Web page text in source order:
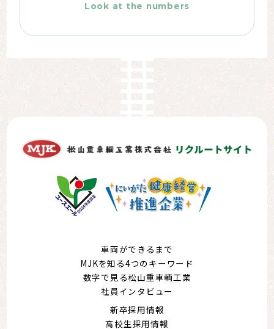
Look at the numbers
車両ができるまで
MJKを知る4つのキーワード
数字で見る松山重車輌工業
社員インタビュー
新卒採用情報
高校生採用情報